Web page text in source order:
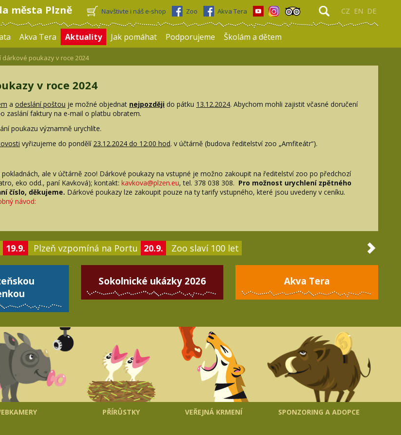
města Plzně CZ EN DE
Navštivte i náš e-shop Zoo Akva Tera
Akva Tera Aktuality Jak pomáhat Podporujeme Školám a dětem
poukazy v roce 2024
v roce 2024
a odeslání poštou je možné objednat nejpozději do pátku 13.12.2024. Abychom mohli zajistit včasné doručení
zaslání faktury na e-mail o platbu obratem.
poukazu významně urychlíte.
vyřizujeme do pondělí 23.12.2024 do 12:00 hod. v účtárně (budova ředitelství zoo „Amfiteátr“).
ale v účtárně zoo! Dárkové poukazy na vstupné je možno zakoupit na ředitelství zoo po předchozí
eko odd., paní Kavková); kontakt: kavkova@plzen.eu, tel. 378 038 308. Pro možnost urychlení zpětného
číslo, děkujeme. Dárkové poukazy lze zakoupit pouze na ty tarify vstupného, které jsou uvedeny v ceníku.
návod:
19.9. Plzeň vzpomíná na Portu 20.9. Zoo slaví 100 let
Sokolnické ukázky 2026 Akva Tera
PŘÍRŮSTKY VEŘEJNÁ KRMENÍ SPONZORING A ADOPCE